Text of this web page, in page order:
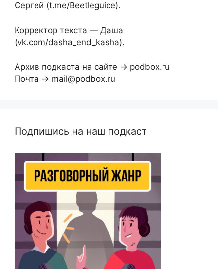
Сергей (t.me/Beetleguice).
Корректор текста — Даша
(vk.com/dasha_end_kasha).
Архив подкаста на сайте → podbox.ru
Почта → mail@podbox.ru
Подпишись на наш подкаст